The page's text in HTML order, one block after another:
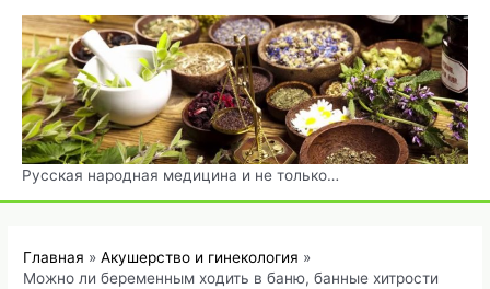
Перейти
содержимому
Русская народная медицина и не только…
Главная
Акушерство и гинекология
Можно ли беременным ходить в баню, банные хитрости